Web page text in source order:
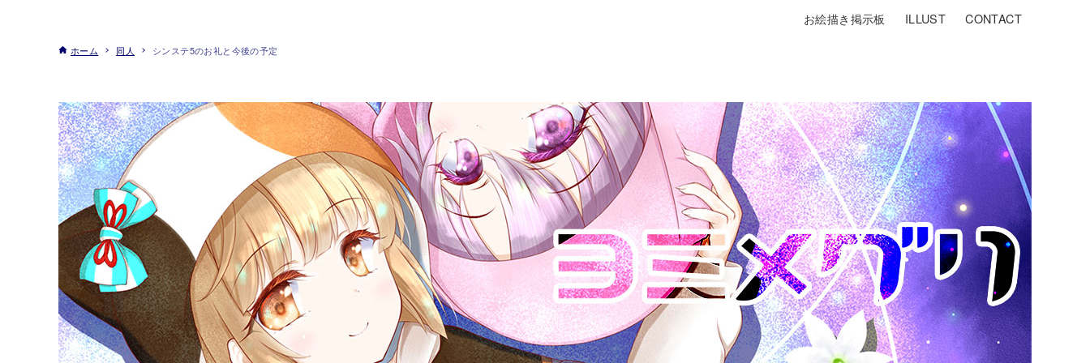
お絵描き掲示板 ILLUST CONTACT
ホーム 同人 シンステ5のお礼と今後の予定